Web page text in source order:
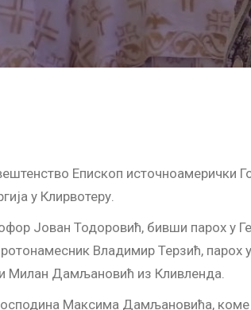
Епископ источноамерички
у Клирвотеру.
Јован Тодоровић, бивши парох у
Владимир Терзић,
Милан Дамљановић из Кливленда.
Максима Дамљановића, коме